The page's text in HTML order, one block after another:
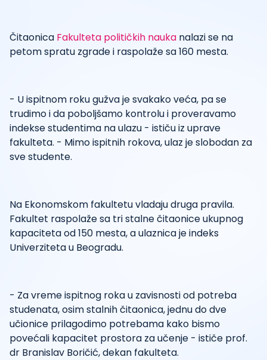
Čitaonica Fakulteta političkih nauka nalazi se na
petom spratu zgrade i raspolaže sa 160 mesta.
- U ispitnom roku gužva je svakako veća, pa se
trudimo i da poboljšamo kontrolu i proveravamo
indekse studentima na ulazu - ističu iz uprave
fakulteta. - Mimo ispitnih rokova, ulaz je slobodan za
sve studente.
Na Ekonomskom fakultetu vladaju druga pravila.
Fakultet raspolaže sa tri stalne čitaonice ukupnog
kapaciteta od 150 mesta, a ulaznica je indeks
Univerziteta u Beogradu.
- Za vreme ispitnog roka u zavisnosti od potreba
studenata, osim stalnih čitaonica, jednu do dve
učionice prilagodimo potrebama kako bismo
povećali kapacitet prostora za učenje - ističe prof.
dr Branislav Boričić, dekan fakulteta.